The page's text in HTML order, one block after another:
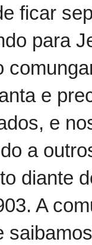
ficar
para
e
e
a
diante
A